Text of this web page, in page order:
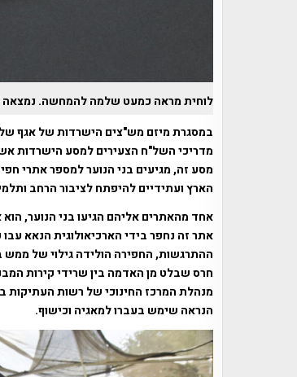
לוחית מראה כמעט שלמה להמחשה. נמצאה
במסגרת מיזם מש"צים הישרדות של אגף
מסע זה, מגיעים בני הנוער למספר אתרי
הארץ ועתידיים להיפתח לציבור הרחב
אחד מהאתרים אליהם הגיעו בני הנוער,
אתר זה נחפר בידי הארכיאולוגית הנאא
ההתרגשות, החפירה הולידה גילוי של
חרס שבלט מן האדמה בין שרידי קירות
מנהלת המרכז החינוכי של רשות העתיקות
הנראה שימש בעברו למאגיה וכישוף.